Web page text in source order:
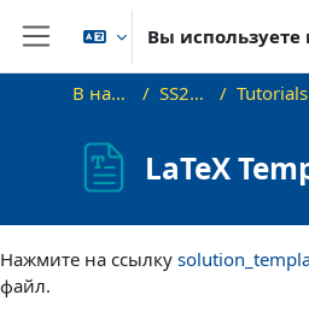
Перейти к основному содержанию
Боковая панель
Вы используете
В начало SS22_VG
LaTeX
Нажмите на ссылку
файл.